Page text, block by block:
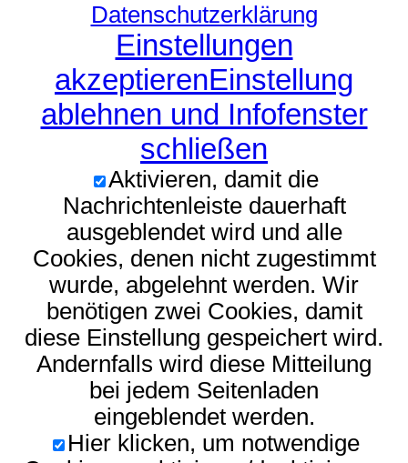
Datenschutzerklärung
Einstellungen
akzeptierenEinstellung
ablehnen und Infofenster
schließen
Aktivieren, damit die
Nachrichtenleiste dauerhaft
ausgeblendet wird und alle
Cookies, denen nicht zugestimmt
wurde, abgelehnt werden. Wir
benötigen zwei Cookies, damit
diese Einstellung gespeichert wird.
Andernfalls wird diese Mitteilung
bei jedem Seitenladen
eingeblendet werden.
Hier klicken, um notwendige